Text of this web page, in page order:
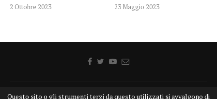
2 Ottobre 2023 23 Maggio 2023
Questo sito o gli strumenti terzi da questo utilizzati si avvalgono di